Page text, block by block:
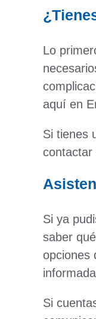
Lo
aquí en
Si tienes
contactar
Si ya
saber
opciones
Si